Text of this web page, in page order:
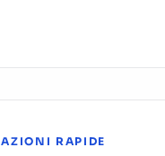
AZIONI RAPIDE